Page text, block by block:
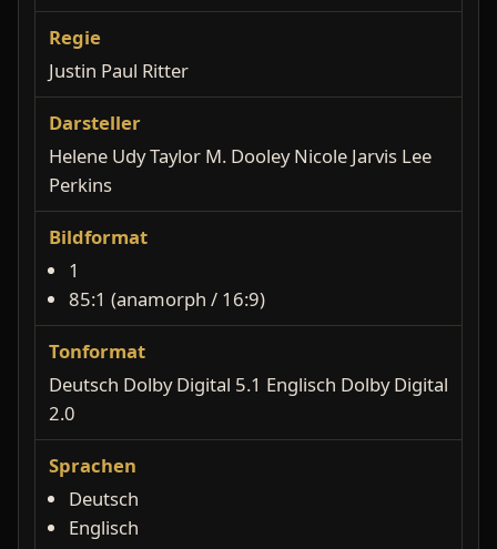
Regie
Justin Paul Ritter
Darsteller
Helene Udy Taylor M. Dooley Nicole Jarvis Lee
Perkins
Bildformat
1
85:1 (anamorph / 16:9)
Tonformat
Deutsch Dolby Digital 5.1 Englisch Dolby Digital
2.0
Sprachen
Deutsch
Englisch